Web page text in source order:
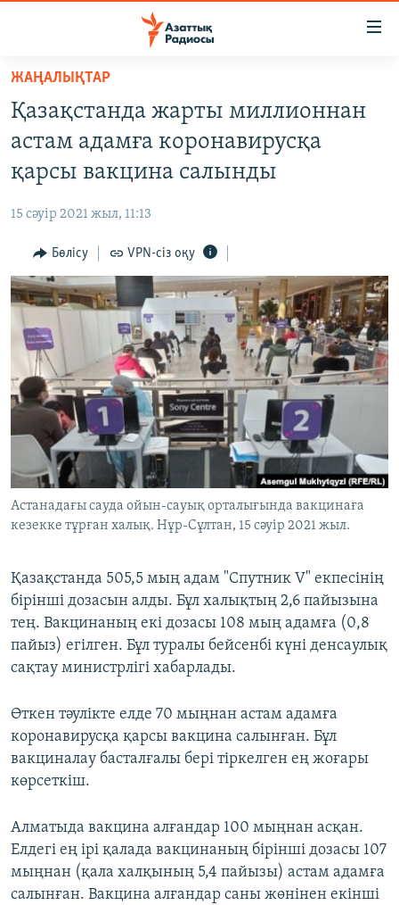
Skip
main
content
to
main
Navigation
to
Search
САЯСАТ
АДАМ ҚҰҚЫҚТАРЫ
ӘЛЕУМЕТ
ӘЛЕМ
АРНАЙЫ ЖОБАЛАР
Русский
ЖАЗЫЛЫҢЫЗ
Басқа тілдерде
ЖАҢАЛЫҚТАР
Қазақстанда жарты миллионнан
астам адамға коронавирусқа
қарсы вакцина салынды
15 сәуір 2021 жыл, 11:13
Бөлісу VPN-сіз оқу
Астанадағы сауда ойын-сауық орталығында вакцинаға
кезекке тұрған халық. Нұр-Сұлтан, 15 сәуір 2021 жыл.
Қазақстанда 505,5 мың адам "Спутник V" екпесінің
бірінші дозасын алды. Бұл халықтың 2,6 пайызына
тең. Вакцинаның екі дозасы 108 мың адамға (0,8
пайыз) егілген. Бұл туралы бейсенбі күні денсаулық
сақтау министрлігі хабарлады.
Өткен тәулікте елде 70 мыңнан астам адамға
коронавирусқа қарсы вакцина салынған. Бұл
вакциналау басталғалы бері тіркелген ең жоғары
көрсеткіш.
Алматыда вакцина алғандар 100 мыңнан асқан.
Елдегі ең ірі қалада вакцинаның бірінші дозасы 107
мыңнан (қала халқының 5,4 пайызы) астам адамға
салынған. Вакцина алғандар саны жөнінен екінші